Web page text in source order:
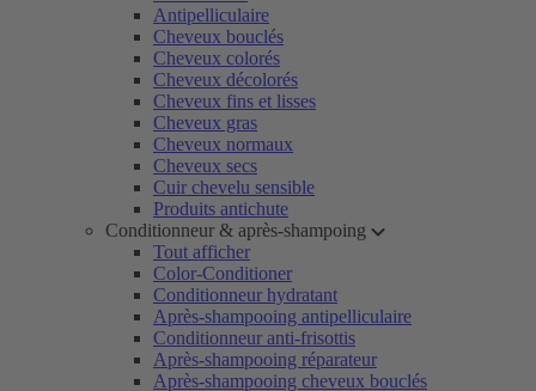
Antipelliculaire
Cheveux bouclés
Cheveux colorés
Cheveux décolorés
Cheveux fins et lisses
Cheveux gras
Cheveux normaux
Cheveux secs
Cuir chevelu sensible
Produits antichute
Conditionneur & après-shampoing
Tout afficher
Color-Conditioner
Conditionneur hydratant
Après-shampooing antipelliculaire
Conditionneur anti-frisottis
Après-shampooing réparateur
Après-shampooing cheveux bouclés